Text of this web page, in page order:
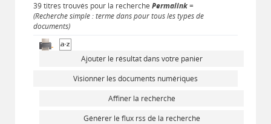
39 titres trouvés pour la recherche Permalink=
(Recherche simple : terme dans pour tous les types de
documents)
Ajouter le résultat dans votre panier
Visionner les documents numériques
Affiner la recherche
Générer le flux rss de la recherche